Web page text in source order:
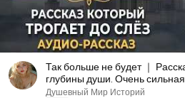
Так больше не будет ｜
глубины души. Очень сильная
Аудиорассказ
Душевный Мир Историй